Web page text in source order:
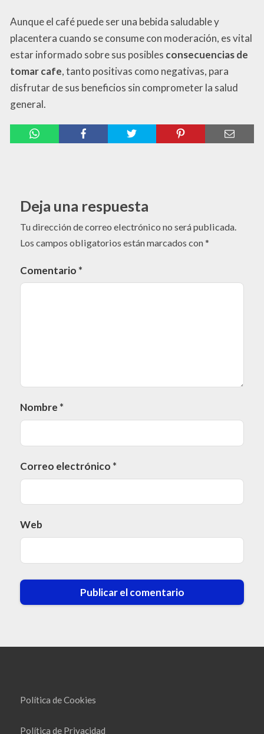
Aunque el café puede ser una bebida saludable y
placentera cuando se consume con moderación, es vital
estar informado sobre sus posibles consecuencias de
tomar cafe, tanto positivas como negativas, para
disfrutar de sus beneficios sin comprometer la salud
general.
Deja una respuesta
Tu dirección de correo electrónico no será publicada.
Los campos obligatorios están marcados con*
Comentario *
Nombre *
Correo electrónico *
Web
Política de Cookies
Política de Privacidad